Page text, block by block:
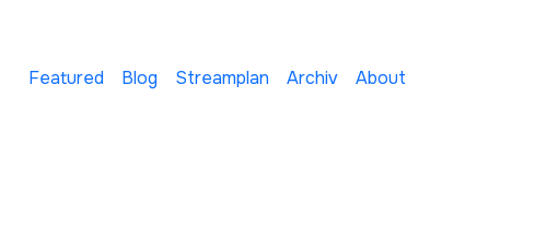
Featured Blog Streamplan Archiv About